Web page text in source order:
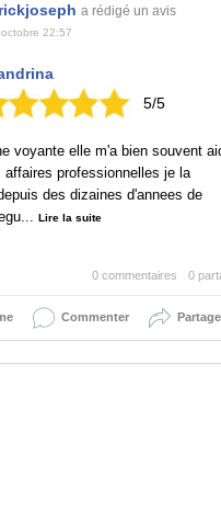
a rédigé un avis
22:57
5/5
voyante elle m'a bien souvent
affaires professionnelles je la
des dizaines d'annees de
Lire la suite
0
0 commentaires
Commenter